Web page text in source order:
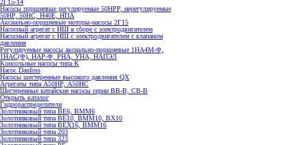
Насосы поршневые регулируемые 50НРР, нерегулируемые
50НР, 50НС, Н40Е, НПА
Аксиально-поршневые моторы-насосы 2Г15
Насосный агрегат с НШ в сборе с электродвигателем
Насосный агрегат с НШ с электродвигателем с клапаном
давления
Регулируемые насосы аксиально-поршневые 1НА4М-Ф,
1НАС(Ф), НАР-Ф, РНА, УНА, НАПЭЛ
Консольные насосы типа К
Насос Danfoss
Насосы шестеренные высокого давления QX
Агрегаты типа А50НР, А50НС
Шестеренные китайские насосы серии ВВ-В, СВ-В
Открыть каталог
Гидрораспределители
Золотниковый типа ВЕ6, ВММ6
Золотниковый типа BE10, ВММ10, ВХ10
Золотниковый типа ВЕХ16, ВММ16
Золотниковый типа 203
Золотниковый типа 323